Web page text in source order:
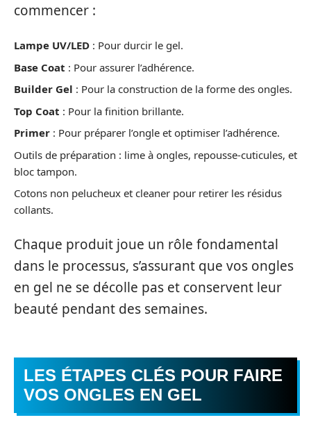
commencer :
Lampe UV/LED : Pour durcir le gel.
Base Coat : Pour assurer l’adhérence.
Builder Gel : Pour la construction de la forme des ongles.
Top Coat : Pour la finition brillante.
Primer : Pour préparer l’ongle et optimiser l’adhérence.
Outils de préparation : lime à ongles, repousse-cuticules, et
bloc tampon.
Cotons non pelucheux et cleaner pour retirer les résidus
collants.
Chaque produit joue un rôle fondamental
dans le processus, s’assurant que vos ongles
en gel ne se décolle pas et conservent leur
beauté pendant des semaines.
LES ÉTAPES CLÉS POUR FAIRE
VOS ONGLES EN GEL